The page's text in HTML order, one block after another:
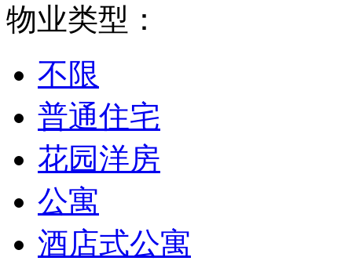
物业类型：
不限
普通住宅
花园洋房
公寓
酒店式公寓